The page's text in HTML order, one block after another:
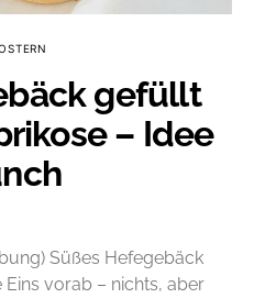
gefüllt
– Idee
Süßes Hefegebäck
vorab – nichts, aber